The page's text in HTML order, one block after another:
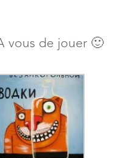
vous de jouer 🙂